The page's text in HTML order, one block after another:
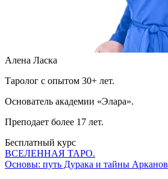
Алена Ласка
Таролог с опытом 30+ лет.
Основатель академии «Элара».
Преподает более 17 лет.
Бесплатный курс
ВСЕЛЕННАЯ ТАРО.
Основы: путь Дурака и тайны Арканов